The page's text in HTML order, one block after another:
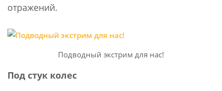
отражений.
Подводный экстрим для нас!
Под стук колес